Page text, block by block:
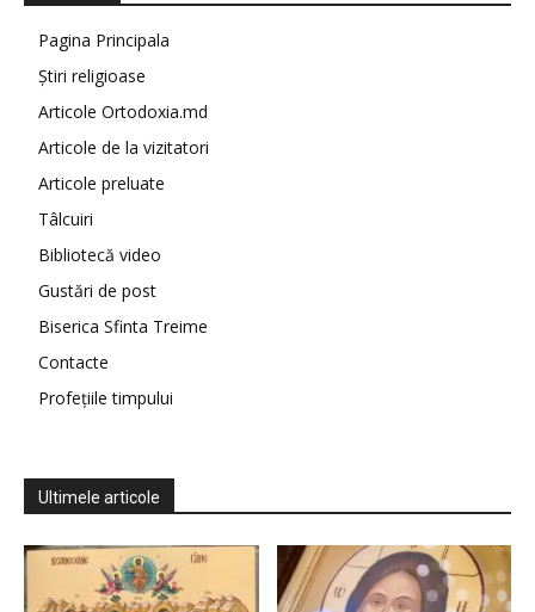
Pagina Principala
Știri religioase
Articole Ortodoxia.md
Articole de la vizitatori
Articole preluate
Tâlcuiri
Bibliotecă video
Gustări de post
Biserica Sfinta Treime
Contacte
Profețiile timpului
Ultimele articole